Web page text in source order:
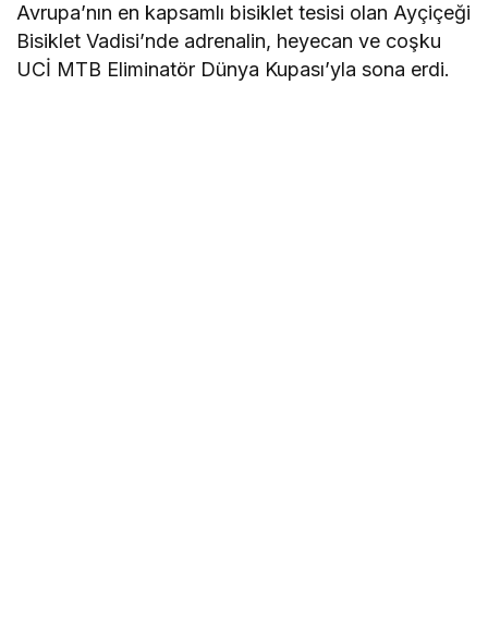
Avrupa’nın en kapsamlı bisiklet tesisi olan Ayçiçeği
Bisiklet Vadisi’nde adrenalin, heyecan ve coşku
UCİ MTB Eliminatör Dünya Kupası’yla sona erdi.